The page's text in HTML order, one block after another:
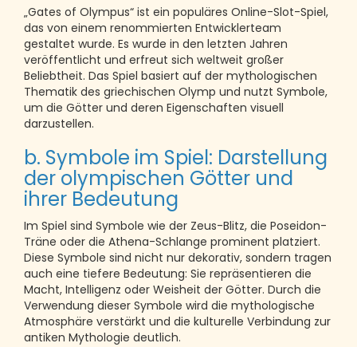
„Gates of Olympus“ ist ein populäres Online-Slot-Spiel,
das von einem renommierten Entwicklerteam
gestaltet wurde. Es wurde in den letzten Jahren
veröffentlicht und erfreut sich weltweit großer
Beliebtheit. Das Spiel basiert auf der mythologischen
Thematik des griechischen Olymp und nutzt Symbole,
um die Götter und deren Eigenschaften visuell
darzustellen.
b. Symbole im Spiel: Darstellung
der olympischen Götter und
ihrer Bedeutung
Im Spiel sind Symbole wie der Zeus-Blitz, die Poseidon-
Träne oder die Athena-Schlange prominent platziert.
Diese Symbole sind nicht nur dekorativ, sondern tragen
auch eine tiefere Bedeutung: Sie repräsentieren die
Macht, Intelligenz oder Weisheit der Götter. Durch die
Verwendung dieser Symbole wird die mythologische
Atmosphäre verstärkt und die kulturelle Verbindung zur
antiken Mythologie deutlich.